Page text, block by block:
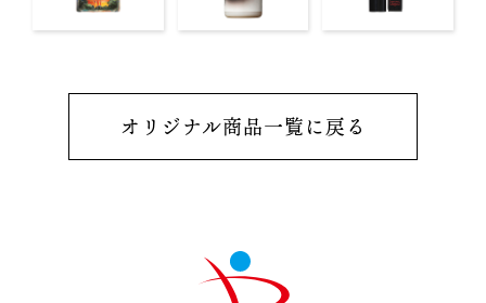
オリジナル商品一覧に戻る